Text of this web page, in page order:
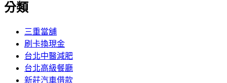
分類
三重當舖
刷卡換現金
台北中醫減肥
台北高級餐廳
新莊汽車借款